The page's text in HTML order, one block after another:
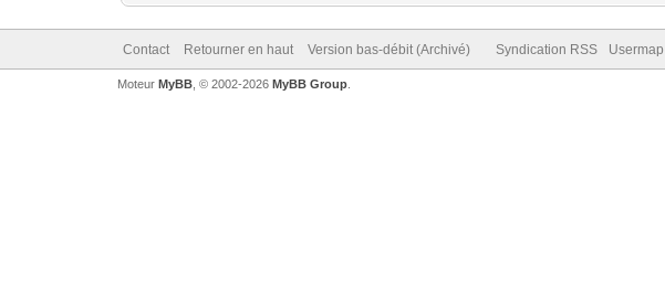
Contact Retourner en haut Version bas-débit (Archivé) Syndication RSS Usermap
Moteur MyBB, © 2002-2026 MyBB Group.